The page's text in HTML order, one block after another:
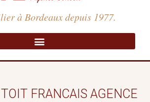
o
k
-
f
a
m
i
n
à Bordeaux depuis 1977.
FRANCAIS AGENCE